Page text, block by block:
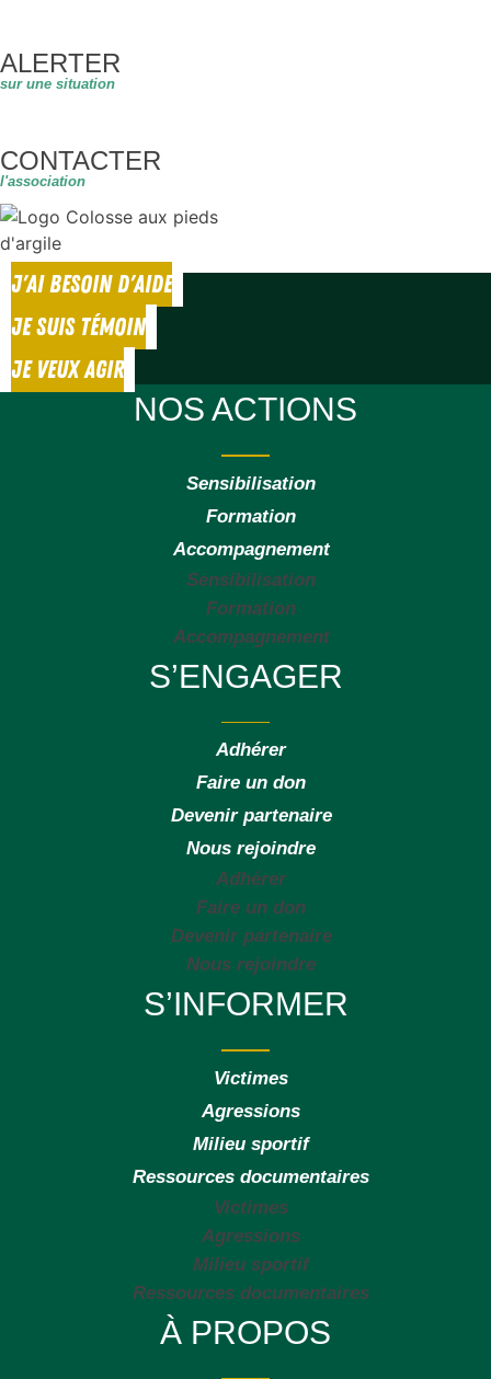
ALERTER
sur une situation
CONTACTER
l'association
J'AI BESOIN D'AIDE
JE SUIS TÉMOIN
JE VEUX AGIR
NOS ACTIONS
Sensibilisation
Formation
Accompagnement
Sensibilisation
Formation
Accompagnement
S’ENGAGER
Adhérer
Faire un don
Devenir partenaire
Nous rejoindre
Adhérer
Faire un don
Devenir partenaire
Nous rejoindre
S’INFORMER
Victimes
Agressions
Milieu sportif
Ressources documentaires
Victimes
Agressions
Milieu sportif
Ressources documentaires
À PROPOS